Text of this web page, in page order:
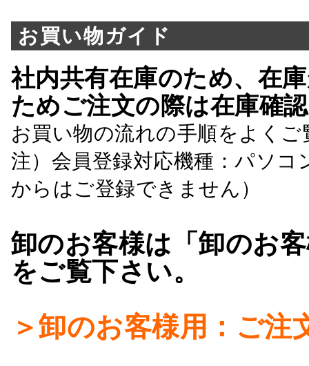
お買い物ガイド
社内共有在庫のため、在
ためご注文の際は在庫確
お買い物の流れの手順をよくご
注）会員登録対応機種：パソ
からはご登録できません）
卸のお客様は「卸のお
をご覧下さい。
＞卸のお客様用：ご注